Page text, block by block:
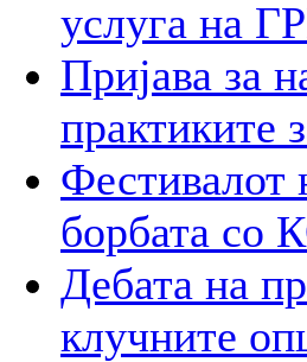
услуга на
Пријава за
практиките
Фестивалот
борбата со
Дебата на
клучните